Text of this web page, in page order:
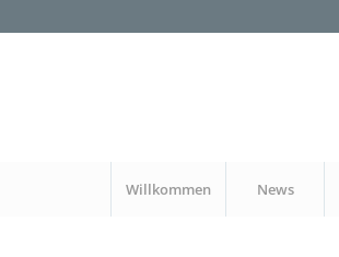
Willkommen News